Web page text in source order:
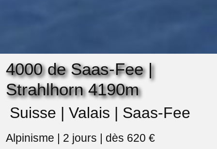
4000 de Saas-Fee |
Strahlhorn 4190m
Suisse | Valais | Saas-Fee
Alpinisme | 2 jours | dès 620 €